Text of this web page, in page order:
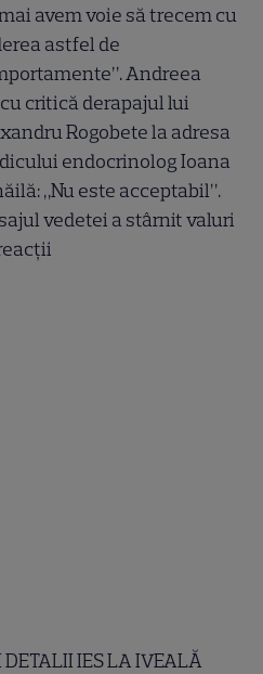
avem voie să trecem cu
astfel de
Andreea
critică derapajul lui
Rogobete la adresa
endocrinolog Ioana
„Nu este acceptabil”.
vedetei a stârnit valuri
DETALII IES LA IVEALĂ